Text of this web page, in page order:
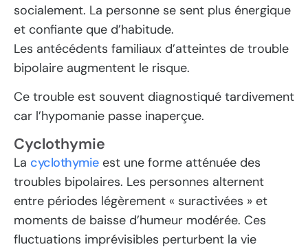
socialement. La personne se sent plus énergique
et confiante que d’habitude.
Les antécédents familiaux d’atteintes de trouble
bipolaire augmentent le risque.
Ce trouble est souvent diagnostiqué tardivement
car l’hypomanie passe inaperçue.
Cyclothymie
La cyclothymieest une forme atténuée des
troubles bipolaires. Les personnes alternent
entre périodes légèrement « suractivées » et
moments de baisse d’humeur modérée. Ces
fluctuations imprévisibles perturbent la vie